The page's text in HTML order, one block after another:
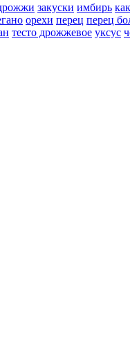
закуски имбирь как
орехи перец перец
тесто дрожжевое уксус